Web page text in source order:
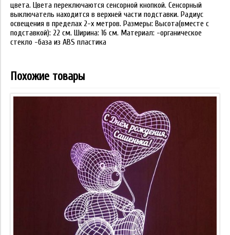
цвета. Цвета переключаются сенсорной кнопкой. Сенсорный
выключатель находится в верхней части подставки. Радиус
освещения в пределах 2-х метров. Размеры: Высота(вместе с
подставкой): 22 см. Ширина: 16 см. Материал: -органическое
стекло -база из ABS пластика
Похожие товары